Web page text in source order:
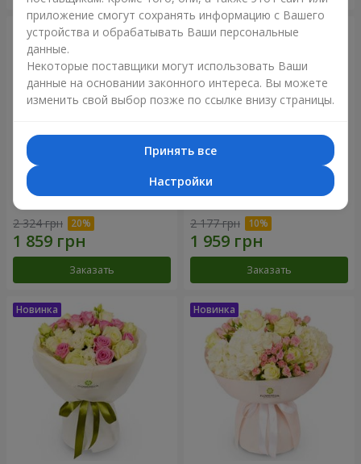
Букет "Дуэт гармонии"
2 324 грн
Заказать
Букет "My Lady"
2 177 грн
Заказать
приложение смогут сохранять информацию с Вашего
устройства и обрабатывать Ваши персональные
данные.
Некоторые поставщики могут использовать Ваши
данные на основании законного интереса. Вы можете
изменить свой выбор позже по ссылке внизу страницы.
Принять все
Настройки